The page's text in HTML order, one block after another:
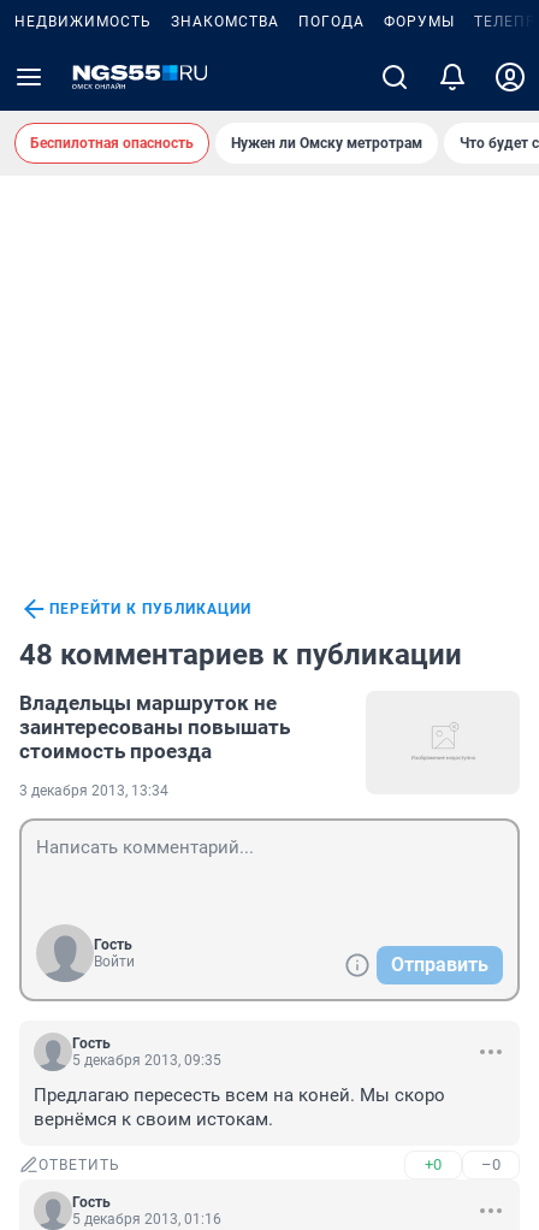
НЕДВИЖИМОСТЬ ЗНАКОМСТВА ПОГОДА ФОРУМЫ
Беспилотная опасность Нужен ли Омску метротрам Что будет
ПЕРЕЙТИ К ПУБЛИКАЦИИ
48 комментариев к публикации
Владельцы маршруток не
заинтересованы повышать
стоимость проезда
3 декабря 2013, 13:34
Гость
Войти
Отправить
Гость
5 декабря 2013, 09:35
Предлагаю пересесть всем на коней. Мы скоро
вернёмся к своим истокам.
ОТВЕТИТЬ +0 –0
Гость
5 декабря 2013, 01:16